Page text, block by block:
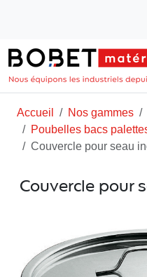
Accueil Nos gammes
Poubelles bacs
Couvercle pour seau
Couvercle pour